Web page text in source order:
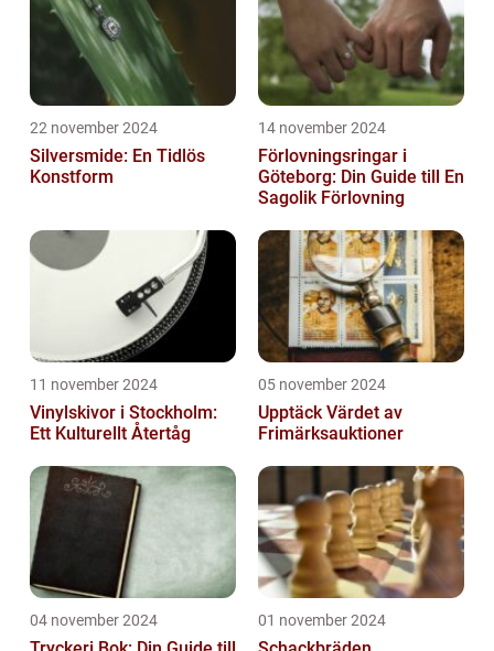
22 november 2024
Silversmide: En Tidlös
Konstform
14 november 2024
Förlovningsringar i
Göteborg: Din Guide till En
Sagolik Förlovning
11 november 2024
Vinylskivor i Stockholm:
Ett Kulturellt Återtåg
05 november 2024
Upptäck Värdet av
Frimärksauktioner
04 november 2024 01 november 2024